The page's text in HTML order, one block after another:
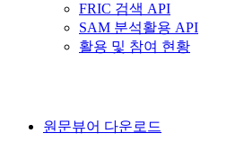
FRIC 검색 API
SAM 분석활용 API
활용 및 참여 현황
원문뷰어 다운로드